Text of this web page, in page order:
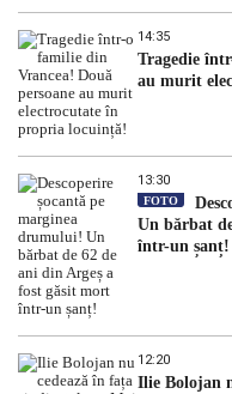
14:35
Tragedie
au murit
13:30
FOTO
Un bărbat
într-un șanț!
12:20
Ilie Bolojan